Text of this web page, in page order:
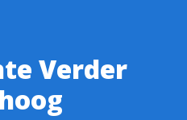
Verder